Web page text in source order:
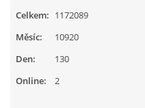
Online: 2
Celkem: 1172089
Měsíc:
10920
Den:
130